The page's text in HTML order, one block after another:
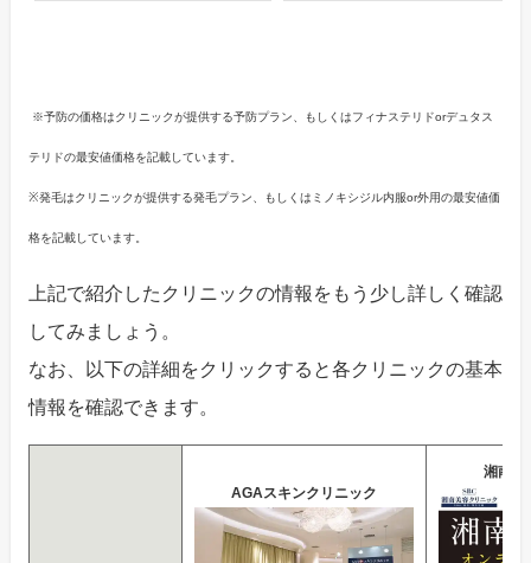
※予防の価格はクリニックが提供する予防プラン、もしくはフィナステリドorデュタス
テリドの最安値価格を記載しています。
※発毛はクリニックが提供する発毛プラン、もしくはミノキシジル内服or外用の最安値価
格を記載しています。
上記で紹介したクリニックの情報をもう少し詳しく確認
してみましょう。
なお、以下の詳細をクリックすると各クリニックの基本
情報を確認できます。
AGAスキンクリニック
湘南美